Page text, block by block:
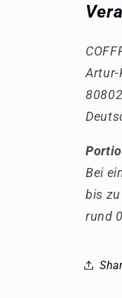
Artur-
Bei
bis
rund